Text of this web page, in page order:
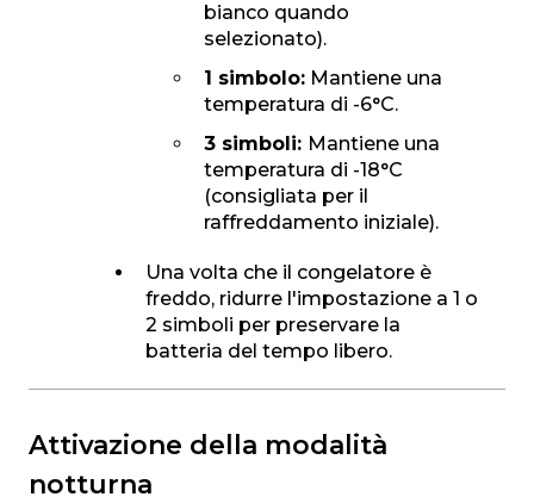
bianco quando
selezionato).
1 simbolo: Mantiene una
temperatura di -6°C.
3 simboli: Mantiene una
temperatura di -18°C
(consigliata per il
raffreddamento iniziale).
Una volta che il congelatore è
freddo, ridurre l'impostazione a 1 o
2 simboli per preservare la
batteria del tempo libero.
Attivazione della modalità
notturna